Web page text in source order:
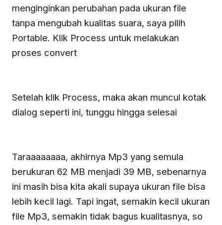
menginginkan perubahan pada ukuran file
tanpa mengubah kualitas suara, saya pilih
Portable. Klik Process untuk melakukan
proses convert
Setelah klik Process, maka akan muncul kotak
dialog seperti ini, tunggu hingga selesai
Taraaaaaaaa, akhirnya Mp3 yang semula
berukuran 62 MB menjadi 39 MB, sebenarnya
ini masih bisa kita akali supaya ukuran file bisa
lebih kecil lagi. Tapi ingat, semakin kecil ukuran
file Mp3, semakin tidak bagus kualitasnya, so